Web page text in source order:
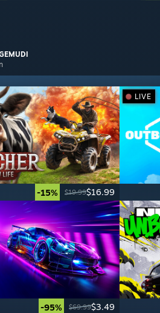
-15% $19.99$16.99
LIVE
-95% $69.99$3.49